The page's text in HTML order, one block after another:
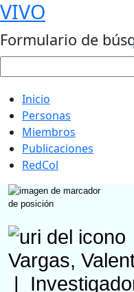
VIVO
Formulario de
Inicio
Personas
Miembros
Publicaciones
RedCol
Vargas,